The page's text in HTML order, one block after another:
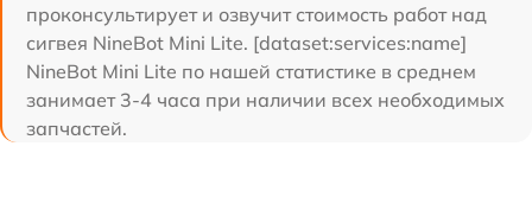
проконсультирует и озвучит стоимость работ над
сигвея NineBot Mini Lite. [dataset:services:name]
NineBot Mini Lite по нашей статистике в среднем
занимает 3-4 часа при наличии всех необходимых
запчастей.